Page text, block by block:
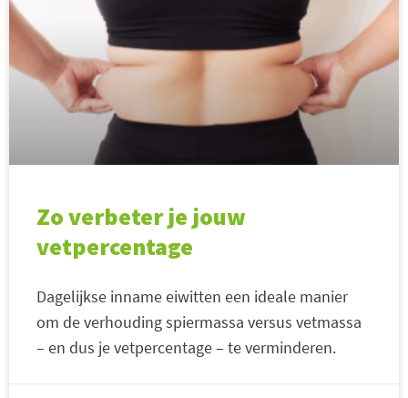
Zo verbeter je jouw
vetpercentage
Dagelijkse inname eiwitten een ideale manier
om de verhouding spiermassa versus vetmassa
– en dus je vetpercentage – te verminderen.